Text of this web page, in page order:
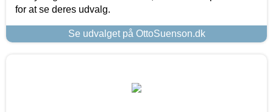
for at se deres udvalg.
Se udvalget på OttoSuenson.dk